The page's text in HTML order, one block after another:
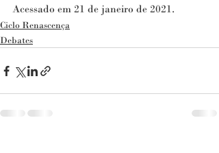
Acessado em 21 de janeiro de 2021.
Ciclo Renascença
Debates